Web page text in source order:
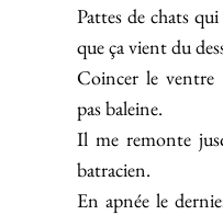
Pattes de chats
que ça vient du
Coincer le ventre
pas baleine.
Il me remonte
batracien.
En apnée le